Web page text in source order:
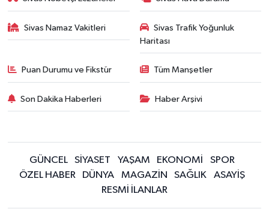
Sivas Namaz Vakitleri
Sivas Trafik Yoğunluk
Haritası
Puan Durumu ve Fikstür Tüm Manşetler
Son Dakika Haberleri Haber Arşivi
GÜNCEL SİYASET YAŞAM EKONOMİ
SPOR
ÖZEL HABER
DÜNYA MAGAZİN SAĞLIK
ASAYİŞ
RESMİ İLANLAR